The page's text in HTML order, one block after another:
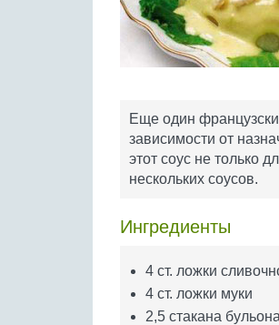
Еще один
зависимости от
этот соус не только
нескольких соусов.
Ингредиенты
4 ст. ложки
4 ст. ложки муки
2,5 стакана